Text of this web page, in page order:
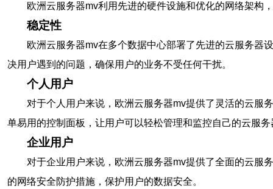
欧洲云服务器mv利用先进的硬件设施和优化的网络架构
稳定性
欧洲云服务器mv在多个数据中心部署了先进的云服务器
决用户遇到的问题，确保用户的业务不受任何干扰。
个人用户
对于个人用户来说，欧洲云服务器mv提供了灵活的云服
单易用的控制面板，让用户可以轻松管理和监控自己的云服务
企业用户
对于企业用户来说，欧洲云服务器mv提供了全面的云服
的网络安全防护措施，保护用户的数据安全。